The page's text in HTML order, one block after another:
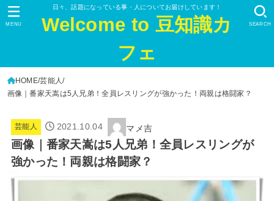
日々、話題になっている事・人についてお届けしています！
Welcome to 豆知識カ
フェ
SEARCH
MENU
HOME 芸能人
画像｜番家天嵩は5人兄弟！全員レスリングが強かった！両親は格闘家？
芸能人 2021.10.04 マメ吉
画像｜番家天嵩は5人兄弟！全員レスリングが
強かった！両親は格闘家？